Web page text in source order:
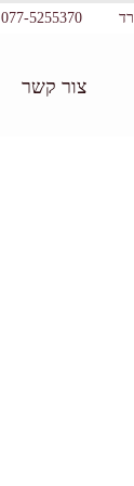
077-5255370
צור קשר